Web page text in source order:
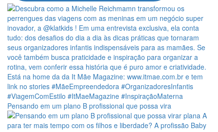
Pensando em um plano B profissional que possa vira